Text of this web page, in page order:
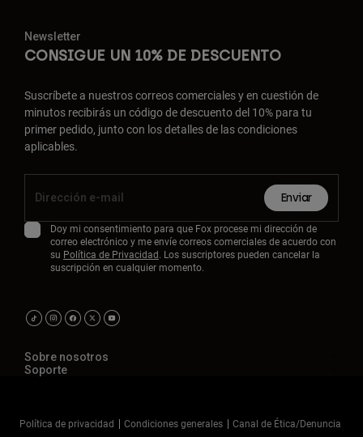
Newsletter
CONSIGUE UN 10% DE DESCUENTO
Suscríbete a nuestros correos comerciales y en cuestión de
minutos recibirás un código de descuento del 10% para tu
primer pedido, junto con los detalles de las condiciones
aplicables.
Enviar
Doy mi consentimiento para que Fox procese mi dirección de
correo electrónico y me envíe correos comerciales de acuerdo con
su Política de Privacidad. Los suscriptores pueden cancelar la
suscripción en cualquier momento.
Sobre nosotros
Soporte
Política de privacidad Condiciones generales
Canal de Ética/Denuncia